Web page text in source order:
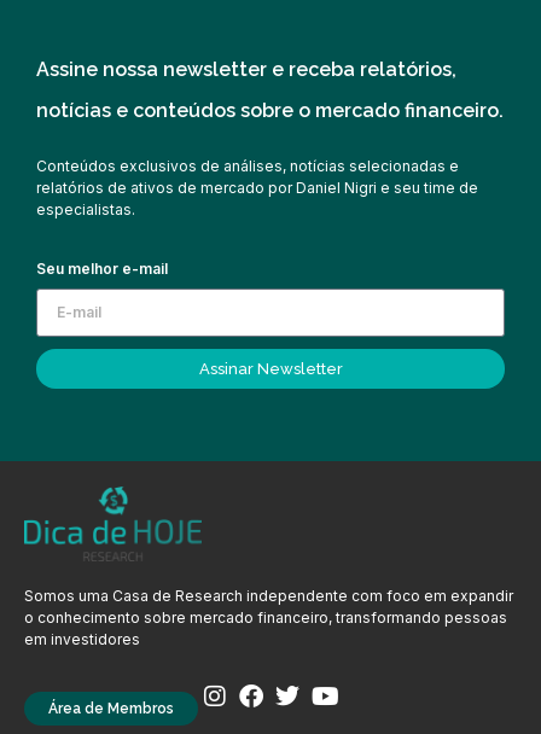
Assine nossa newsletter e receba relatórios,
notícias e conteúdos sobre o mercado financeiro.
Conteúdos exclusivos de análises, notícias selecionadas e
relatórios de ativos de mercado por Daniel Nigri e seu time de
especialistas.
Seu melhor e-mail
Assinar Newsletter
Somos uma Casa de Research independente com foco em expandir
o conhecimento sobre mercado financeiro, transformando pessoas
em investidores
Área de Membros